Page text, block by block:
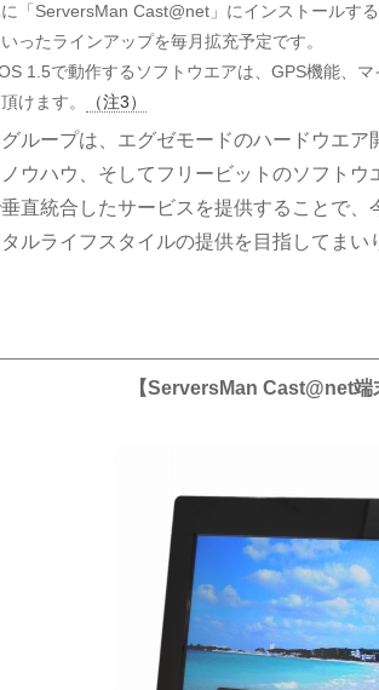
「ServersMan Cast@net」にインストールす
ったラインアップを毎月拡充予定です。
1.5で動作するソフトウエアは、GPS機能、
けます。
（注3）
ループは、エグゼモードのハードウエ
ウハウ、そしてフリービットのソフト
直統合したサービスを提供することで
ルライフスタイルの提供を目指してまい
【ServersMan Cast@net端